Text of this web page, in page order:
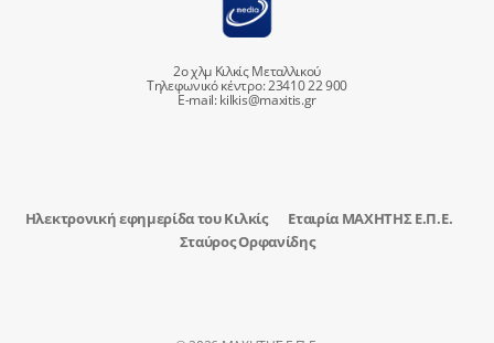
2ο χλμ Κιλκίς Μεταλλικού
Τηλεφωνικό κέντρο: 23410 22 900
E-mail:kilkis@maxitis.gr
Ηλεκτρονική εφημερίδα του Κιλκίς
Εταιρία ΜΑΧΗΤΗΣ Ε.Π.Ε.
Σταύρος Ορφανίδης